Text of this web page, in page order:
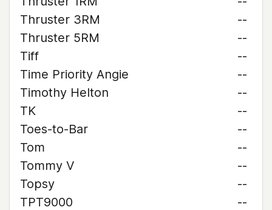
Thruster 3RM
--
Thruster 5RM
--
Tiff
--
Time Priority Angie
--
Timothy Helton
--
TK
--
Toes-to-Bar
--
Tom
--
Tommy V
--
Topsy
--
TPT9000
--